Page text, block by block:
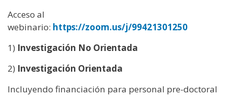
Acceso al
webinario: https://zoom.us/j/99421301250
1) Investigación No Orientada
2) Investigación Orientada
Incluyendo financiación para personal pre-doctoral